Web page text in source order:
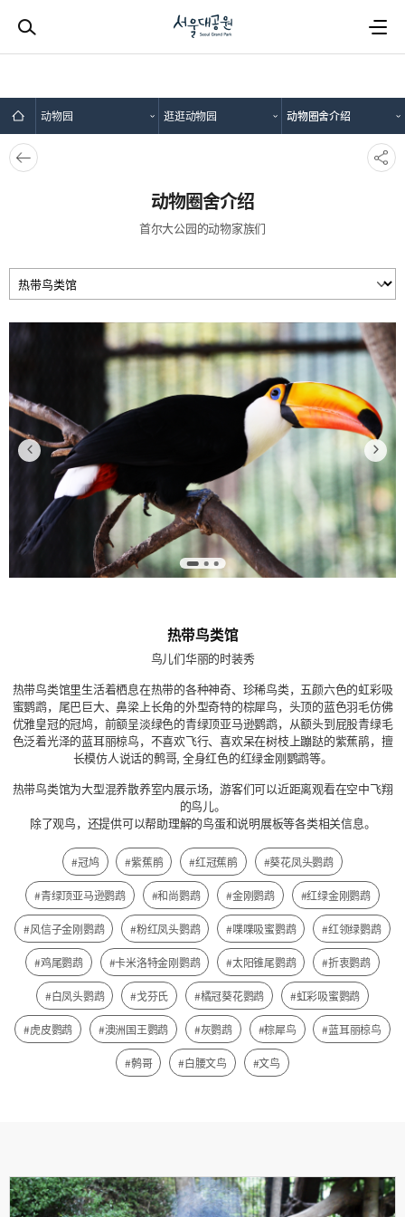
动物园 逛逛动物园 动物圈舍介绍
뒤로
가기
SNS
공유
动物圈舍介绍
首尔大公园的动物家族们
热带鸟类馆
鸟儿们华丽的时装秀
热带鸟类馆里生活着栖息在热带的各种神奇、珍稀鸟类，五颜六色的虹彩吸
蜜鹦鹉，尾巴巨大、鼻梁上长角的外型奇特的棕犀鸟，头顶的蓝色羽毛仿佛
优雅皇冠的冠鸠，前额呈淡绿色的青绿顶亚马逊鹦鹉，从额头到屁股青绿毛
色泛着光泽的蓝耳丽椋鸟，不喜欢飞行、喜欢呆在树枝上蹦跶的紫蕉鹃，擅
长模仿人说话的鹩哥, 全身红色的红绿金刚鹦鹉等。
热带鸟类馆为大型混养散养室内展示场，游客们可以近距离观看在空中飞翔
的鸟儿。
除了观鸟，还提供可以帮助理解的鸟蛋和说明展板等各类相关信息。
#冠鸠 #紫蕉鹃 #红冠蕉鹃 #葵花凤头鹦鹉
#青绿顶亚马逊鹦鹉 #和尚鹦鹉 #金刚鹦鹉 #红绿金刚鹦鹉
#风信子金刚鹦鹉 #粉红凤头鹦鹉 #喋喋吸蜜鹦鹉 #红领绿鹦鹉
#鸡尾鹦鹉 #卡米洛特金刚鹦鹉 #太阳锥尾鹦鹉 #折衷鹦鹉
#白凤头鹦鹉 #戈芬氏 #橘冠葵花鹦鹉 #虹彩吸蜜鹦鹉
#虎皮鹦鹉 #澳洲国王鹦鹉 #灰鹦鹉 #棕犀鸟 #蓝耳丽椋鸟
#鹩哥 #白腰文鸟 #文鸟